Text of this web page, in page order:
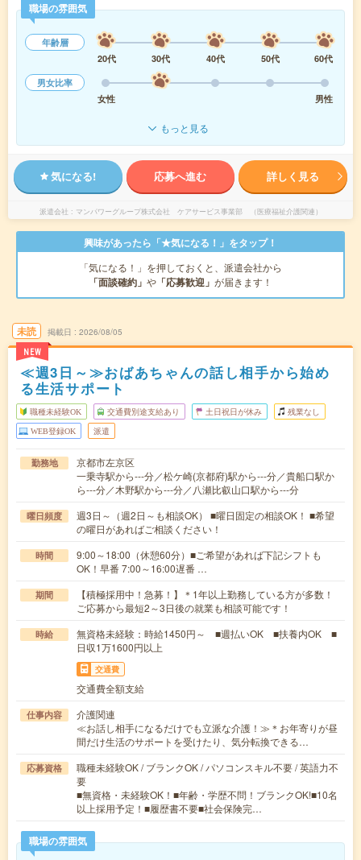
職場の雰囲気
年齢層
20代
30代 40代 50代
60代
男女比率
女性
男性
もっと見る
気になる! 応募へ進む 詳しく見る
派遣会社 マンパワーグループ株式会社 ケアサービス事業部 （医療福祉介護関連）
興味があったら「★気になる！」をタップ！
「気になる！」を押しておくと、派遣会社から
「面談確約」 や 「応募歓迎」 が届きます！
未読
NEW
掲載日 2026/08/05
≪週3日～≫おばあちゃんの話し相手から始め
る生活サポート
職種未経験OK 交通費別途支給あり 土日祝日が休み 残業なし
WEB登録OK 派遣
勤務地
京都市左京区
一乗寺駅から---分／松ケ崎(京都府)駅から---分／貴船口駅か
ら---分／木野駅から---分／八瀬比叡山口駅から---分
曜日頻度
週3日～（週2日～も相談OK） ■曜日固定の相談OK！ ■希望
の曜日があればご相談ください！
時間
9:00～18:00（休憩60分）■ご希望があれば下記シフトも
OK！早番 7:00～16:00遅番 …
期間
【積極採用中！急募！】＊1年以上勤務している方が多数！
ご応募から最短2～3日後の就業も相談可能です！
時給
無資格未経験：時給1450円～ ■週払いOK ■扶養内OK ■
日収1万1600円以上
交通費
交通費全額支給
仕事内容
介護関連
≪お話し相手になるだけでも立派な介護！≫＊お年寄りが昼
間だけ生活のサポートを受けたり、気分転換できる…
応募資格
職種未経験OK / ブランクOK / パソコンスキル不要 / 英語力不
要
■無資格・未経験OK！■年齢・学歴不問！ブランクOK!■10名
以上採用予定！■履歴書不要■社会保険完…
職場の雰囲気